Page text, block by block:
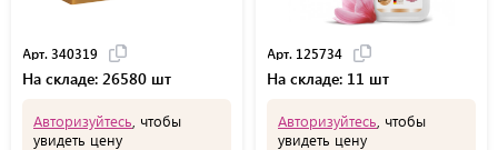
Арт. 340319
На складе: 26580 шт
Авторизуйтесь , чтобы
увидеть цену
Арт. 125734
На складе: 11 шт
Авторизуйтесь , чтобы
увидеть цену